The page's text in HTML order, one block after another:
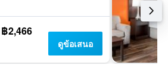
฿2,466
ดูข้อเสนอ